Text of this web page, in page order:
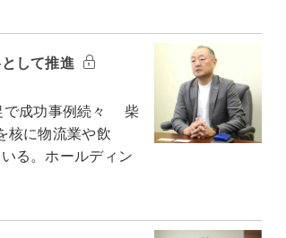
して推進
成功事例続々 柴
核に物流業や飲
る。ホールディン